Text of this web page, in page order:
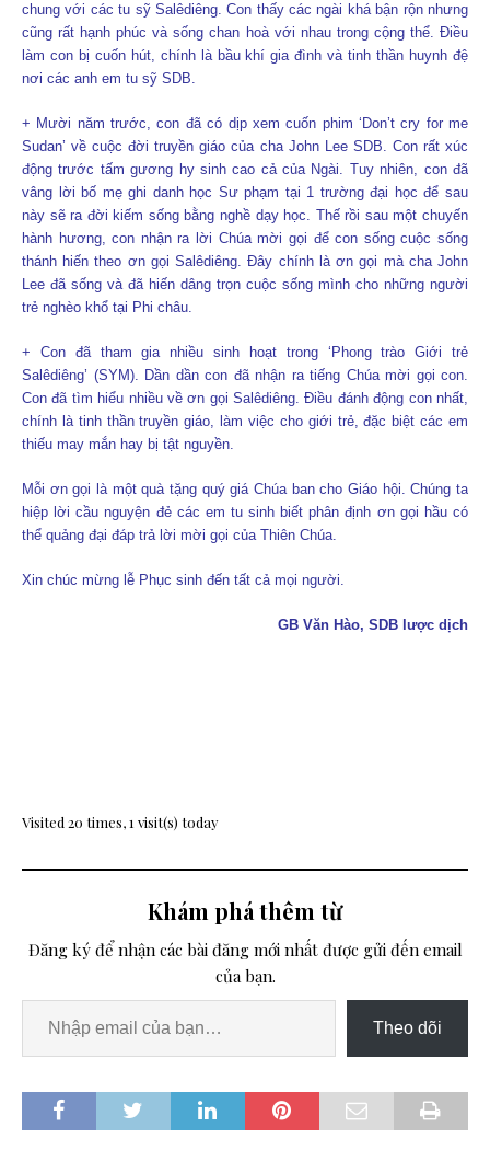
chung với các tu sỹ Salêdiêng. Con thấy các ngài khá bận rộn nhưng
cũng rất hạnh phúc và sống chan hoà với nhau trong cộng thể. Điều
làm con bị cuốn hút, chính là bầu khí gia đình và tinh thần huynh đệ
nơi các anh em tu sỹ SDB.
+ Mười năm trước, con đã có dịp xem cuốn phim ‘Don’t cry for me
Sudan’ về cuộc đời truyền giáo của cha John Lee SDB. Con rất xúc
động trước tấm gương hy sinh cao cả của Ngài. Tuy nhiên, con đã
vâng lời bố mẹ ghi danh học Sư phạm tại 1 trường đại học để sau
này sẽ ra đời kiếm sống bằng nghề dạy học. Thế rồi sau một chuyến
hành hương, con nhận ra lời Chúa mời gọi để con sống cuộc sống
thánh hiến theo ơn gọi Salêdiêng. Đây chính là ơn gọi mà cha John
Lee đã sống và đã hiến dâng trọn cuộc sống mình cho những người
trẻ nghèo khổ tại Phi châu.
+ Con đã tham gia nhiều sinh hoạt trong ‘Phong trào Giới trẻ
Salêdiêng’ (SYM). Dần dần con đã nhận ra tiếng Chúa mời gọi con.
Con đã tìm hiểu nhiều về ơn gọi Salêdiêng. Điều đánh động con nhất,
chính là tinh thần truyền giáo, làm việc cho giới trẻ, đặc biệt các em
thiếu may mắn hay bị tật nguyền.
Mỗi ơn gọi là một quà tặng quý giá Chúa ban cho Giáo hội. Chúng ta
hiệp lời cầu nguyện đẻ các em tu sinh biết phân định ơn gọi hầu có
thể quảng đại đáp trả lời mời gọi của Thiên Chúa.
Xin chúc mừng lễ Phục sinh đến tất cả mọi người.
GB Văn Hào, SDB lược dịch
Visited 20 times, 1 visit(s) today
Khám phá thêm từ
Đăng ký để nhận các bài đăng mới nhất được gửi đến email
của bạn.
Theo dõi